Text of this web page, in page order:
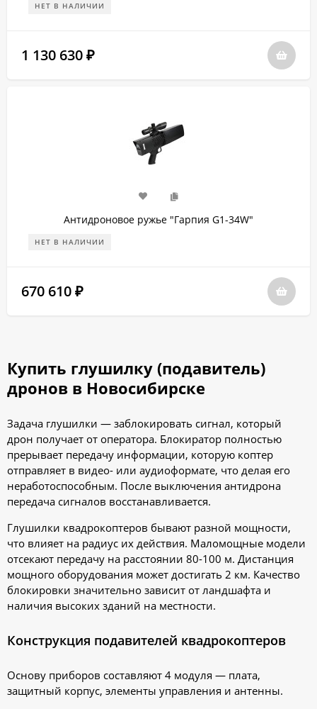
НЕТ В НАЛИЧИИ
1 130 630 ₽
Антидроновое ружье "Гарпия G1-34W"
НЕТ В НАЛИЧИИ
670 610 ₽
Купить глушилку (подавитель)
дронов в Новосибирске
Задача глушилки — заблокировать сигнал, который
дрон получает от оператора. Блокиратор полностью
прерывает передачу информации, которую коптер
отправляет в видео- или аудиоформате, что делая его
неработоспособным. После выключения антидрона
передача сигналов восстанавливается.
Глушилки квадрокоптеров бывают разной мощности,
что влияет на радиус их действия. Маломощные модели
отсекают передачу на расстоянии 80-100 м. Дистанция
мощного оборудования может достигать 2 км. Качество
блокировки значительно зависит от ландшафта и
наличия высоких зданий на местности.
Конструкция подавителей квадрокоптеров
Основу приборов составляют 4 модуля — плата,
защитный корпус, элементы управления и антенны.